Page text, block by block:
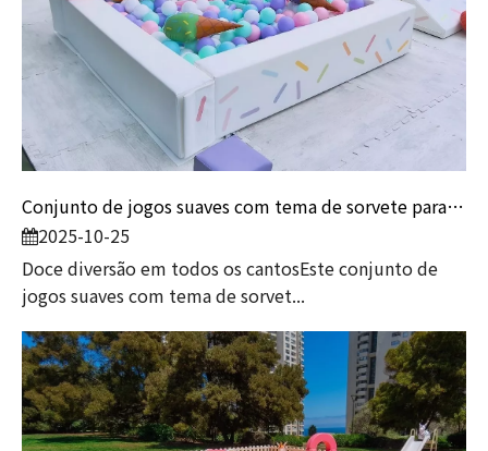
Conjunto de jogos suaves com tema de sorvete para crianças | Piscina de bolinhas pastel com escorregador e túnel
2025-10-25
Doce diversão em todos os cantosEste conjunto de
jogos suaves com tema de sorvet...